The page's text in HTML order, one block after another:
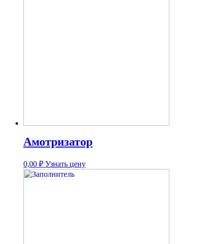
Амотризатор
0,00 ₽ Узнать цену